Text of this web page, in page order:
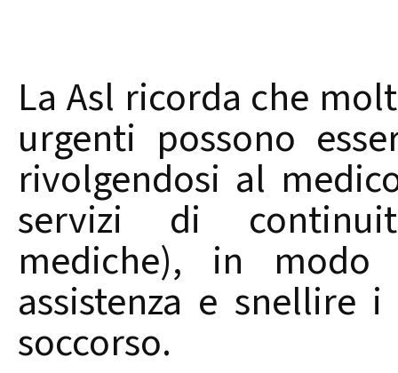
La Asl ricorda che
urgenti possono
rivolgendosi al
servizi di
mediche), in modo
assistenza e snellire
soccorso.